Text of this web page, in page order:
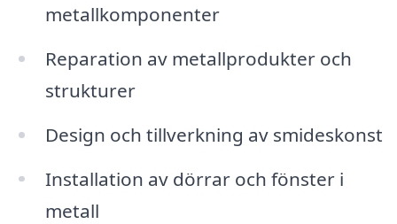
metallkomponenter
Reparation av metallprodukter och
strukturer
Design och tillverkning av smideskonst
Installation av dörrar och fönster i
metall